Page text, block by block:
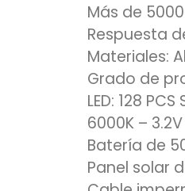
Más de
Respuesta
Materiales:
Grado de
LED: 128 PCS
6000K – 3.2V
Batería de
Panel solar